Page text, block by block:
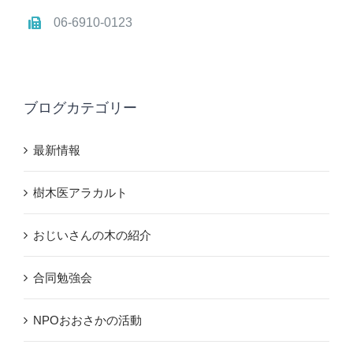
06-6910-0123
ブログカテゴリー
最新情報
樹木医アラカルト
おじいさんの木の紹介
合同勉強会
NPOおおさかの活動